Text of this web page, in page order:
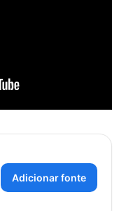
Adicionar fonte